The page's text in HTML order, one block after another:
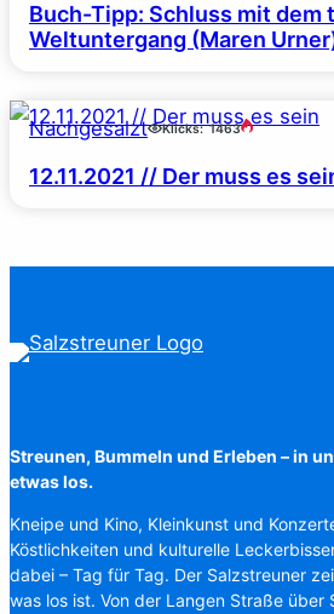
Buch-Tipp: Schluss mit dem
Weltuntergang (Maren
Nachgesalzt Klicks: 1463
12.11.2021 // Der muss es
Streunen, Bummeln und Erleben – in
etwas los.
Kneipe und Kino, Kleinkunst und
Köstlichkeiten und kulturelle
dabei – Tag für Tag. Der Salzstreuner
was los ist. Von der Langen Straße über